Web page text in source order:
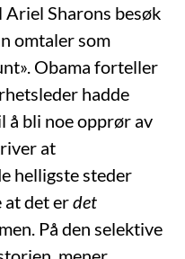
Sharons besøk
omtaler som
Obama forteller
hadde
å bli noe opprør av
at
helligste steder
at det erdet
På den selektive